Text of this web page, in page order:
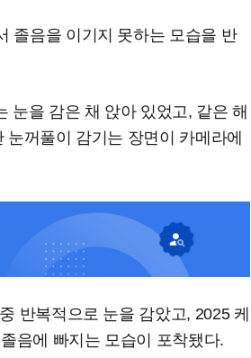
졸음을 이기지 못하는 모습을 반
눈을 감은 채 앉아 있었고, 같은 해
꺼풀이 감기는 장면이 카메라에
반복적으로 눈을 감았고, 2025 케
음에 빠지는 모습이 포착됐다.